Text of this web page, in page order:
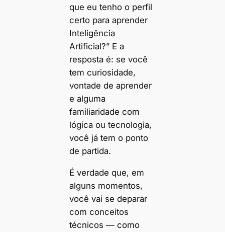
que eu tenho o perfil
certo para aprender
Inteligência
Artificial?” E a
resposta é: se você
tem curiosidade,
vontade de aprender
e alguma
familiaridade com
lógica ou tecnologia,
você já tem o ponto
de partida.
É verdade que, em
alguns momentos,
você vai se deparar
com conceitos
técnicos — como